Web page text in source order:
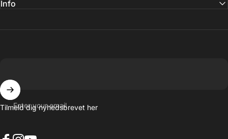
Info
Enter your email
Tilmeld dig nyhedsbrevet her